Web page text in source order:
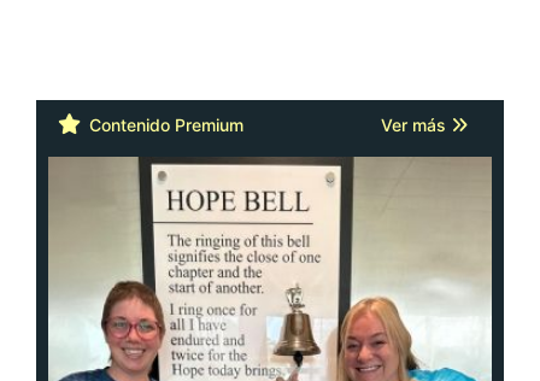
Contenido Premium Ver más